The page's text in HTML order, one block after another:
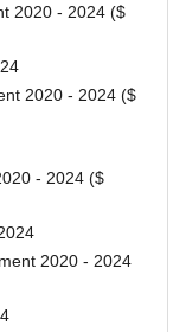
2020 - 2024 ($
2020 - 2024 ($
- 2024 ($
2020 - 2024